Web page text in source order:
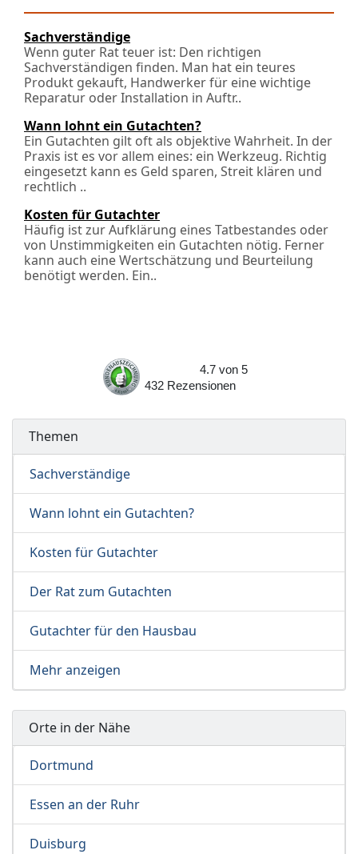
Sachverständige
Wenn guter Rat teuer ist: Den richtigen
Sachverständigen finden. Man hat ein teures
Produkt gekauft, Handwerker für eine wichtige
Reparatur oder Installation in Auftr..
Wann lohnt ein Gutachten?
Ein Gutachten gilt oft als objektive Wahrheit. In der
Praxis ist es vor allem eines: ein Werkzeug. Richtig
eingesetzt kann es Geld sparen, Streit klären und
rechtlich ..
Kosten für Gutachter
Häufig ist zur Aufklärung eines Tatbestandes oder
von Unstimmigkeiten ein Gutachten nötig. Ferner
kann auch eine Wertschätzung und Beurteilung
benötigt werden. Ein..
4.7 von 5
432
Rezensionen
Themen
Sachverständige
Wann lohnt ein Gutachten?
Kosten für Gutachter
Der Rat zum Gutachten
Gutachter für den Hausbau
Mehr anzeigen
Orte in der Nähe
Dortmund
Essen an der Ruhr
Duisburg